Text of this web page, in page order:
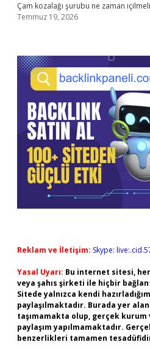
Çam kozalağı şurubu ne zaman
Temmuz 19, 2026
Reklam ve İletişim: Skype:
Yasal Uyarı: Bu internet sitesi,
veya şahıs şirketi ile hiçbir
Sitede yalnızca kendi
paylaşılmaktadır. Burada yer
taşımamakta olup, gerçek kurum
paylaşım yapılmamaktadır.
benzerlikleri tamamen